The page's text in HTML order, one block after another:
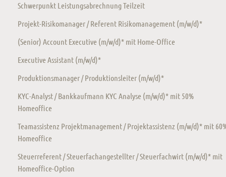
Schwerpunkt Leistungsabrechnung Teilzeit
Projekt-Risikomanager / Referent Risikomanagement (m/w/d)*
(Senior) Account Executive (m/w/d)* mit Home-Office
Executive Assistant (m/w/d)*
Produktionsmanager / Produktionsleiter (m/w/d)*
KYC-Analyst / Bankkaufmann KYC Analyse (m/w/d)* mit 50%
Homeoffice
Teamassistenz Projektmanagement / Projektassistenz (m/w/d)* mit
Homeoffice
Steuerreferent / Steuerfachangestellter / Steuerfachwirt (m/w/d)* mit
Homeoffice-Option